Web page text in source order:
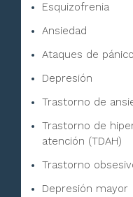
Esquizofrenia
Ansiedad
Ataques de pánico
Depresión
Trastorno de
Trastorno de
atención (TDAH)
Trastorno
Depresión mayor